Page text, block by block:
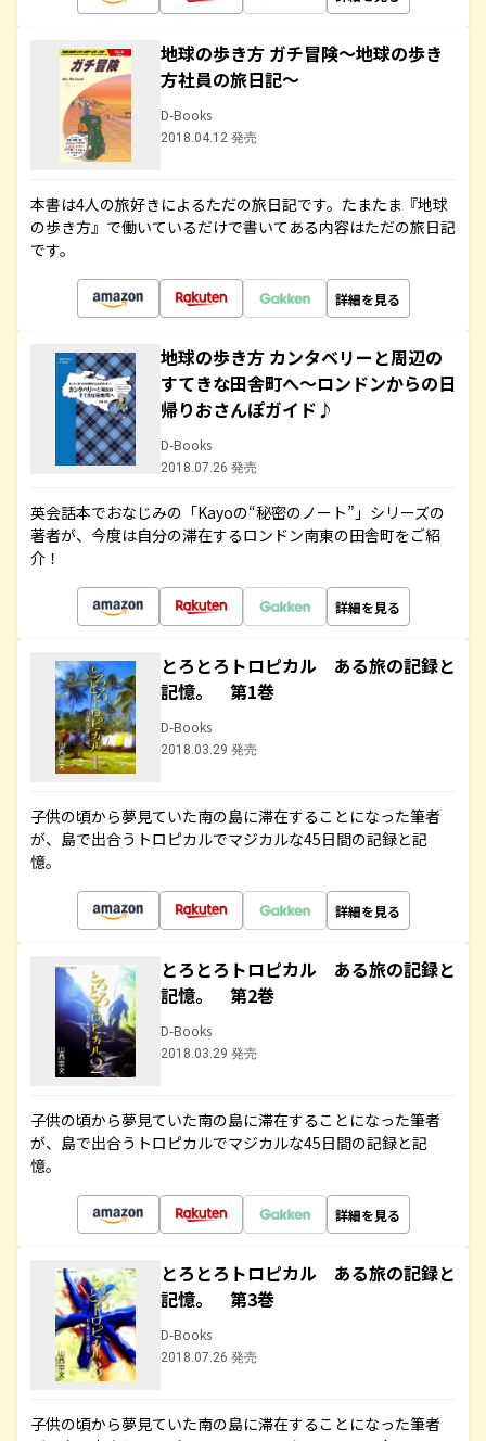
地球の歩き方 ガチ冒険～地球の歩き
方社員の旅日記～
D-Books
2018.04.12 発売
本書は4人の旅好きによるただの旅日記です。たまたま『地球
の歩き方』で働いているだけで書いてある内容はただの旅日記
です。
詳細を見る
地球の歩き方 カンタベリーと周辺の
すてきな田舎町へ～ロンドンからの日
帰りおさんぽガイド♪
D-Books
2018.07.26 発売
英会話本でおなじみの「Kayoの“秘密のノート”」シリーズの
著者が、今度は自分の滞在するロンドン南東の田舎町をご紹
介！
詳細を見る
とろとろトロピカル ある旅の記録と
記憶。 第1巻
D-Books
2018.03.29 発売
子供の頃から夢見ていた南の島に滞在することになった筆者
が、島で出合うトロピカルでマジカルな45日間の記録と記
憶。
詳細を見る
とろとろトロピカル ある旅の記録と
記憶。 第2巻
D-Books
2018.03.29 発売
子供の頃から夢見ていた南の島に滞在することになった筆者
が、島で出合うトロピカルでマジカルな45日間の記録と記
憶。
詳細を見る
とろとろトロピカル ある旅の記録と
記憶。 第3巻
D-Books
2018.07.26 発売
子供の頃から夢見ていた南の島に滞在することになった筆者